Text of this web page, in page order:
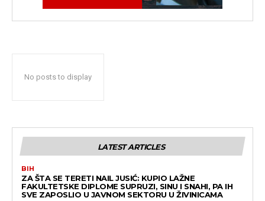
No posts to display
LATEST ARTICLES
BIH
ZA ŠTA SE TERETI NAIL JUSIĆ: KUPIO LAŽNE
FAKULTETSKE DIPLOME SUPRUZI, SINU I SNAHI, PA IH
SVE ZAPOSLIO U JAVNOM SEKTORU U ŽIVINICAMA